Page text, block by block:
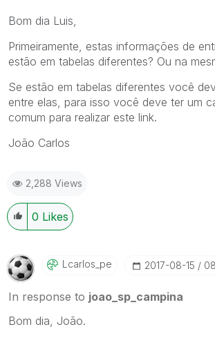
Bom dia Luis,
Primeiramente, estas informações de
estão em tabelas diferentes? Ou na
Se estão em tabelas diferentes você
entre elas, para isso você deve ter um
comum para realizar este link.
João Carlos
2,288 Views
0 Likes
Lcarlos_pe ‎2017-08-15
In response to joao_sp_campina
Bom dia, João.